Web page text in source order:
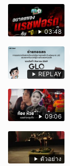
03:48
REPLAY
09:06
ตัวอย่าง